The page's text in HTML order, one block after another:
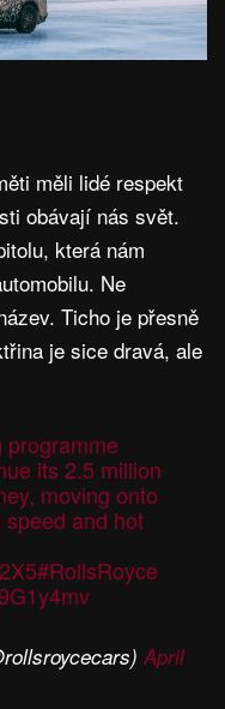
měli lidé respekt
obávají nás svět.
která nám
Ne
Ticho je přesně
je sice dravá, ale
its 2.5 million
moving onto
and hot
#RollsRoyce
April